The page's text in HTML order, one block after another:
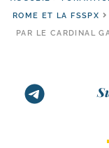
ROME ET LA FSSPX
PAR LE CARDINAL